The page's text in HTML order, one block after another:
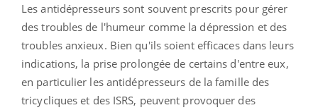
Les antidépresseurs sont souvent prescrits pour gérer
des troubles de l'humeur comme la dépression et des
troubles anxieux. Bien qu'ils soient efficaces dans leurs
indications, la prise prolongée de certains d'entre eux,
en particulier les antidépresseurs de la famille des
tricycliques et des ISRS, peuvent provoquer des